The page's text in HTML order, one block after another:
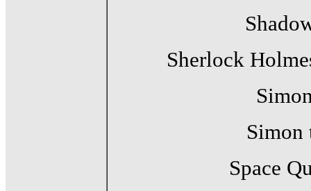
Sherlock
Simon
Space